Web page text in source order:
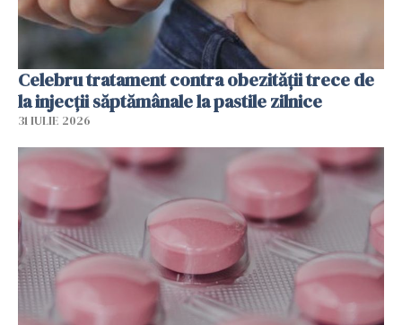
Celebru tratament contra obezității trece de
la injecții săptămânale la pastile zilnice
31 IULIE 2026